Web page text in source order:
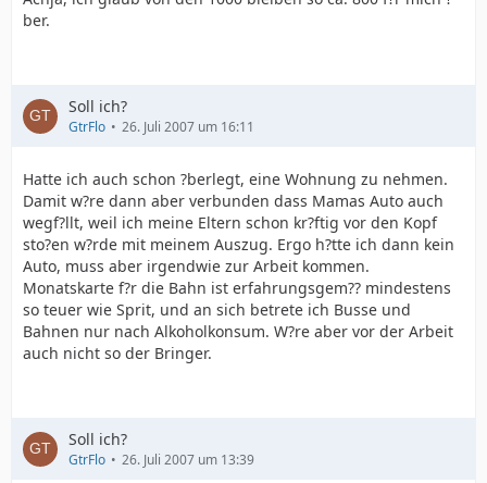
ber.
Soll ich?
GtrFlo 26. Juli 2007 um 16:11
Hatte ich auch schon ?berlegt, eine Wohnung zu nehmen.
Damit w?re dann aber verbunden dass Mamas Auto auch
wegf?llt, weil ich meine Eltern schon kr?ftig vor den Kopf
sto?en w?rde mit meinem Auszug. Ergo h?tte ich dann kein
Auto, muss aber irgendwie zur Arbeit kommen.
Monatskarte f?r die Bahn ist erfahrungsgem?? mindestens
so teuer wie Sprit, und an sich betrete ich Busse und
Bahnen nur nach Alkoholkonsum. W?re aber vor der Arbeit
auch nicht so der Bringer.
Soll ich?
GtrFlo 26. Juli 2007 um 13:39